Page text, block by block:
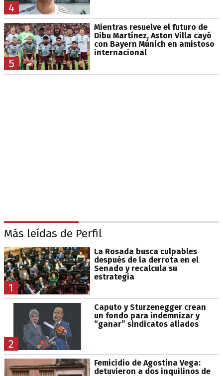
4
5
Mientras resuelve el futuro de
Dibu Martínez, Aston Villa cayó
con Bayern Múnich en amistoso
internacional
Más leídas de Perfil
1
La Rosada busca culpables
después de la derrota en el
Senado y recalcula su
estrategia
2
Caputo y Sturzenegger crean
un fondo para indemnizar y
“ganar” sindicatos aliados
Femicidio de Agostina Vega:
detuvieron a dos inquilinos de